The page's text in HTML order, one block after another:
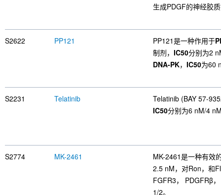
生成PDGF的神经胶
S2622 PP121 PP121是一种作用于
制剂， IC50分别为2
DNA-PK， IC50为60
S2231 Telatinib
Telatinib (BAY 57-
IC50分别为6 nM/4
S2774 MK-2461
MK-2461是一种有效
2.5 nM，对Ron，和
FGFR3， PDGFRβ
1/2。